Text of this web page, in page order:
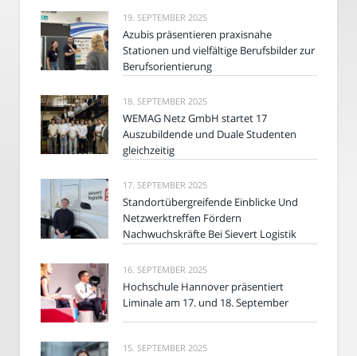
19. SEPTEMBER 2025
Azubis präsentieren praxisnahe
Stationen und vielfältige Berufsbilder zur
Berufsorientierung
18. SEPTEMBER 2025
WEMAG Netz GmbH startet 17
Auszubildende und Duale Studenten
gleichzeitig
17. SEPTEMBER 2025
Standortübergreifende Einblicke Und
Netzwerktreffen Fördern
Nachwuchskräfte Bei Sievert Logistik
16. SEPTEMBER 2025
Hochschule Hannover präsentiert
Liminale am 17. und 18. September
15. SEPTEMBER 2025